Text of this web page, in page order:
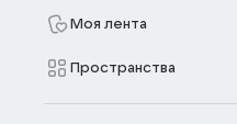
Моя лента
Пространства